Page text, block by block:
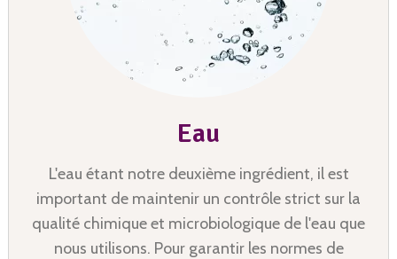
Eau
L'eau étant notre deuxième ingrédient, il est
important de maintenir un contrôle strict sur la
qualité chimique et microbiologique de l'eau que
nous utilisons. Pour garantir les normes de